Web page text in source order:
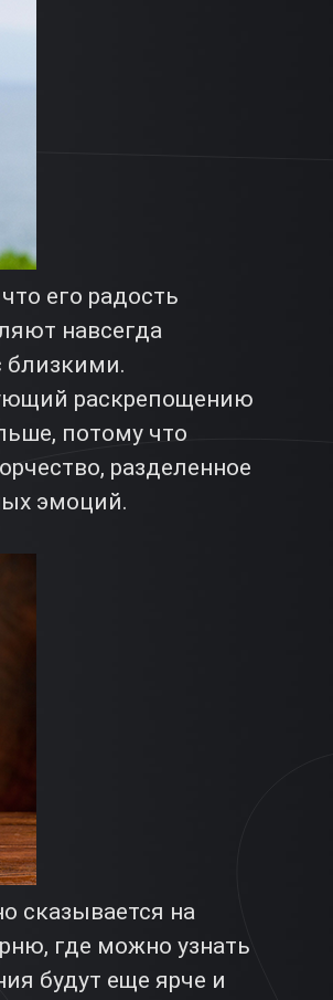
его радость
навсегда
близкими.
раскрепощению
потому что
разделенное
эмоций.
сказывается на
где можно узнать
будут еще ярче и